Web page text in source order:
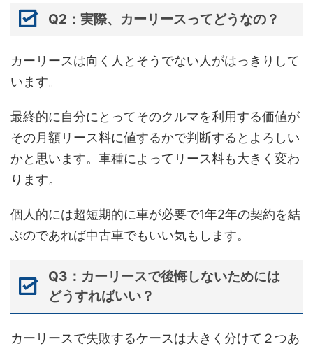
Q2：実際、カーリースってどうなの？
カーリースは向く人とそうでない人がはっきりして
います。
最終的に自分にとってそのクルマを利用する価値が
その月額リース料に値するかで判断するとよろしい
かと思います。車種によってリース料も大きく変わ
ります。
個人的には超短期的に車が必要で1年2年の契約を結
ぶのであれば中古車でもいい気もします。
Q3：カーリースで後悔しないためには
どうすればいい？
カーリースで失敗するケースは大きく分けて２つあ